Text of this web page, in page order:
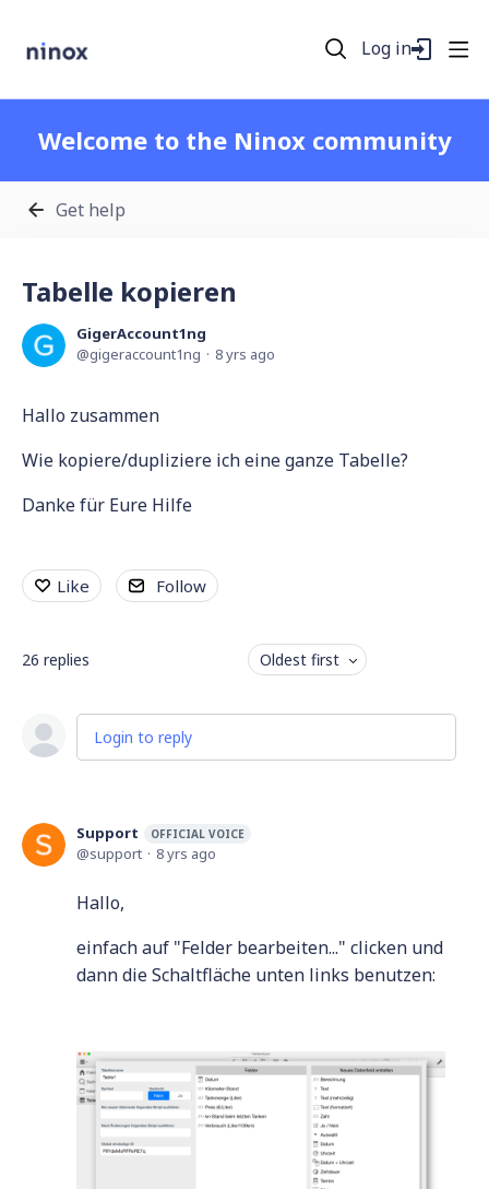
Log in
Welcome to the Ninox community
Get help
Tabelle kopieren
GigerAccount1ng
gigeraccount1ng
8 yrs ago
Hallo zusammen
Wie kopiere/dupliziere ich eine ganze Tabelle?
Danke für Eure Hilfe
Like Follow
26 replies Oldest first
Login to reply
Support OFFICIAL VOICE
support 8 yrs ago
Hallo,
einfach auf "Felder bearbeiten..." clicken und
dann die Schaltfläche unten links benutzen: